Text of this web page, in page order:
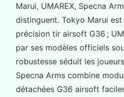
Marui, UMAREX, Specna
distinguent. Tokyo Marui est
précision tir airsoft G36 ;
par ses modèles officiels
robustesse séduit les
Specna Arms combine
détachées G36 airsoft